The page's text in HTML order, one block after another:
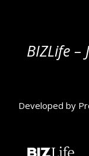
BIZLife –
Developed by